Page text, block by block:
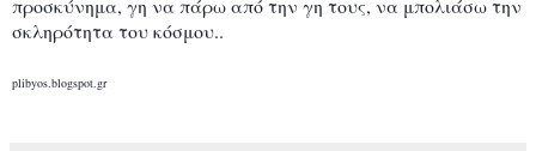
προσκύνημα, γη να πάρω από την γη τους, να μπολιάσω την
σκληρότητα του κόσμου..
plibyos.blogspot.gr